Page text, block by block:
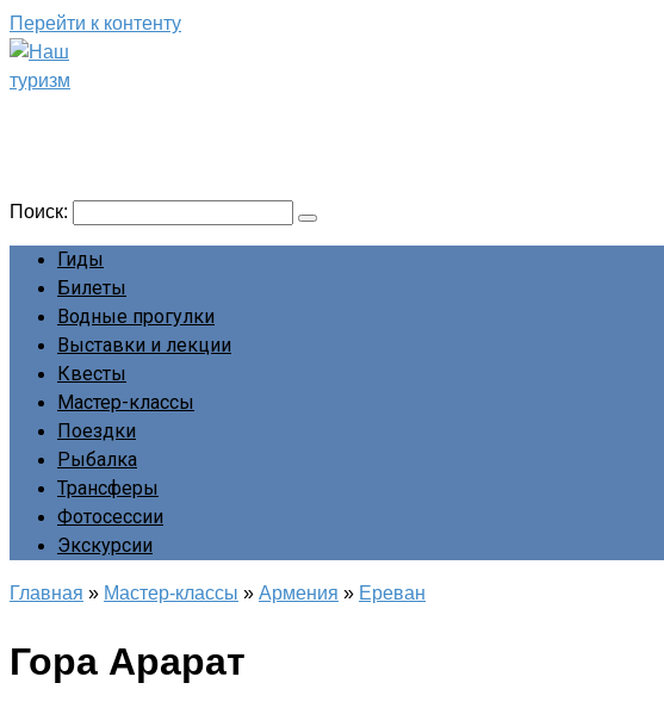
Перейти к контенту
Поиск:
Гиды
Билеты
Водные прогулки
Выставки и лекции
Квесты
Мастер-классы
Поездки
Рыбалка
Трансферы
Фотосессии
Экскурсии
Главная » Мастер-классы » Армения » Ереван
Гора Арарат